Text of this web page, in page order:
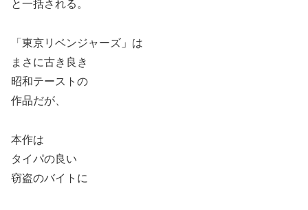
と一括される。
「東京リベンジャーズ」は
まさに古き良き
昭和テーストの
作品だが、
本作は
タイパの良い
窃盗のバイトに